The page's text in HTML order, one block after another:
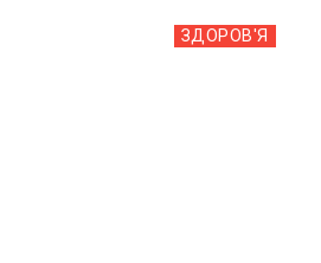
ЗДОРОВ'Я